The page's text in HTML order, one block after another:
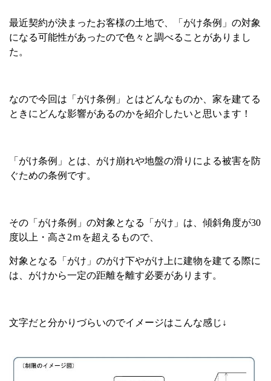
最近契約が決まったお客様の土地で、「がけ条例」の対象
になる可能性があったので色々と調べることがありまし
た。
なので今回は「がけ条例」とはどんなものか、家を建てる
ときにどんな影響があるのかを紹介したいと思います！
「がけ条例」とは、がけ崩れや地盤の滑りによる被害を防
ぐための条例です。
その「がけ条例」の対象となる「がけ」は、傾斜角度が30
度以上・高さ 2ｍを超えるもので、
対象となる「がけ」のがけ下やがけ上に建物を建てる際に
は、がけから一定の距離を離す必要があります。
文字だと分かりづらいのでイメージはこんな感じ↓